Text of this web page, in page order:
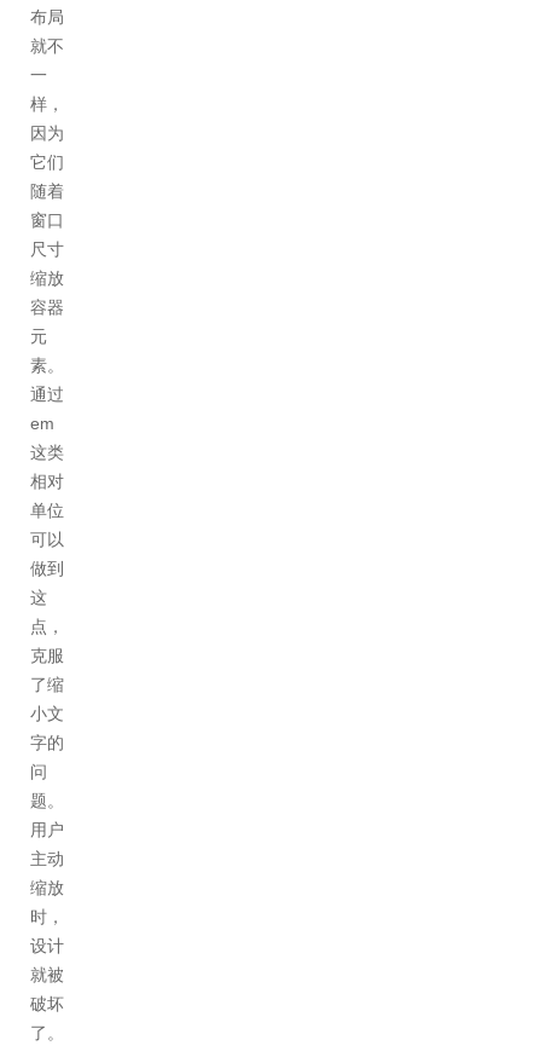
布局
就不
一
样，
因为
它们
随着
窗口
尺寸
缩放
容器
元
素。
通过
em
这类
相对
单位
可以
做到
这
点，
克服
了缩
小文
字的
问
题。
用户
主动
缩放
时，
设计
就被
破坏
了。